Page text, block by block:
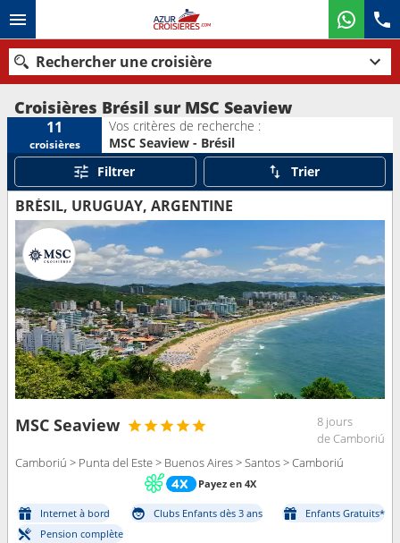
Rechercher une croisière
Nos destinations
Mois de départ
Ports Compagnies
Rechercher
Croisières Brésil sur MSC Seaview
11
croisières
Vos critères de recherche :
MSC Seaview - Brésil
Filtrer
Trier
BRÉSIL, URUGUAY, ARGENTINE
MSC Seaview
8 jours
de Camboriú
Camboriú > Punta del Este > Buenos Aires > Santos > Camboriú
Payez en 4X
Internet à bord Clubs Enfants dès 3 ans
Enfants Gratuits*
Pension complète